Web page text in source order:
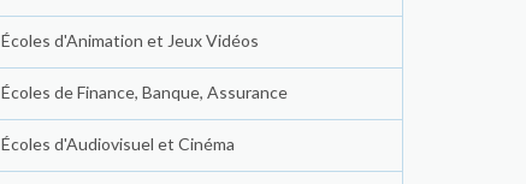
Écoles d'Animation et Jeux Vidéos
Écoles de Finance, Banque, Assurance
Écoles d'Audiovisuel et Cinéma